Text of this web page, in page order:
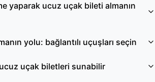
yaparak ucuz uçak bileti almanın
yolu: bağlantılı uçuşları seçin
uçak biletleri sunabilir